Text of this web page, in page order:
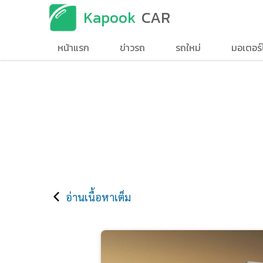
Kapook CAR
หน้าแรก ข่าวรถ รถใหม่ มอเตอ
อ่านเนื้อหาเต็ม